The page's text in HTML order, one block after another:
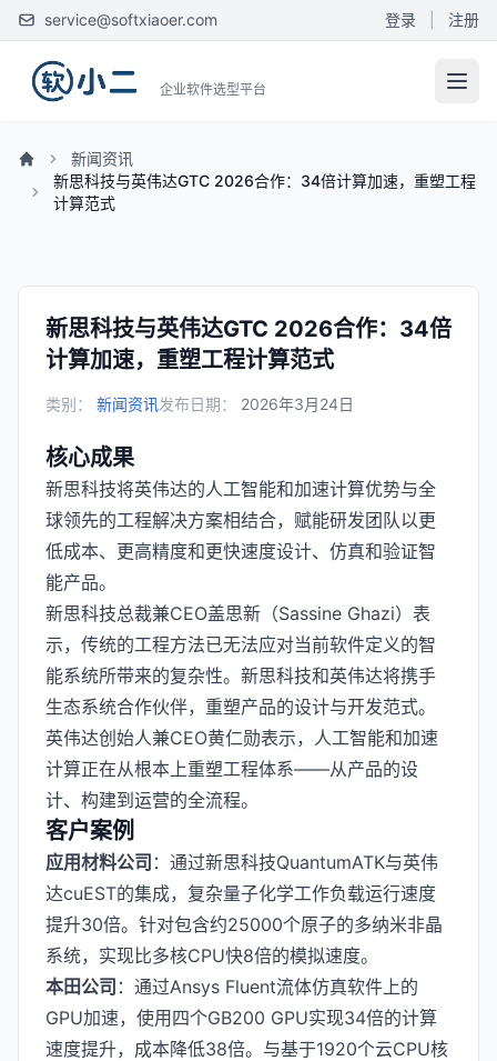
service@softxiaoer.com 登录 注册
企业软件选型平台
新闻资讯
新思科技与英伟达GTC 2026合作：34倍计算加速，重塑工程
计算范式
新思科技与英伟达GTC 2026合作：34倍
计算加速，重塑工程计算范式
类别： 新闻资讯发布日期： 2026年3月24日
核心成果
新思科技将英伟达的人工智能和加速计算优势与全
球领先的工程解决方案相结合，赋能研发团队以更
低成本、更高精度和更快速度设计、仿真和验证智
能产品。
新思科技总裁兼CEO盖思新（Sassine Ghazi）表
示，传统的工程方法已无法应对当前软件定义的智
能系统所带来的复杂性。新思科技和英伟达将携手
生态系统合作伙伴，重塑产品的设计与开发范式。
英伟达创始人兼CEO黄仁勋表示，人工智能和加速
计算正在从根本上重塑工程体系——从产品的设
计、构建到运营的全流程。
客户案例
应用材料公司 ：通过新思科技QuantumATK与英伟
达cuEST的集成，复杂量子化学工作负载运行速度
提升30倍。针对包含约25000个原子的多纳米非晶
系统，实现比多核CPU快8倍的模拟速度。
本田公司 ：通过Ansys Fluent流体仿真软件上的
GPU加速，使用四个GB200 GPU实现34倍的计算
速度提升，成本降低38倍。与基于1920个云CPU核